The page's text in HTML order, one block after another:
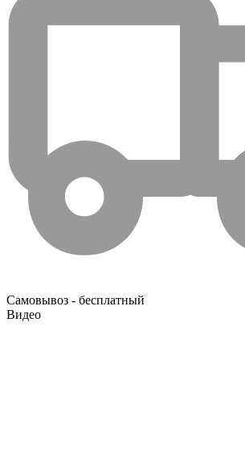
Самовывоз - бесплатный
Видео